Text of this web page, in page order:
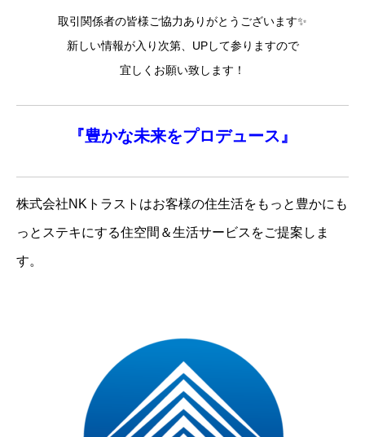
取引関係者の皆様ご協力ありがとうございます✨
新しい情報が入り次第、UPして参りますので
宜しくお願い致します！
『豊かな未来をプロデュース』
株式会社NKトラストはお客様の住生活をもっと豊かにも
っとステキにする住空間＆生活サービスをご提案しま
す。